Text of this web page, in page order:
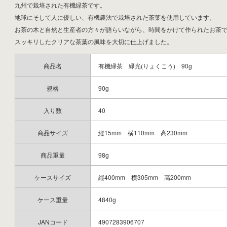
九州で栽培された有機緑茶です。
地球にそして人に優しい、有機農法で栽培された茶葉を使用しています。
お茶の木と自然と生産者の方々が語らいながら、時間をかけて作られたお茶
スッキリしたクリアな茶葉の風味を大切に仕上げました。
商品名 有機緑茶 緑光(りょくこう) 90g
規格 90g
入り数 40
商品サイズ 縦15mm 横110mm 高230mm
商品重量 98g
ケースサイズ 縦400mm 横305mm 高200mm
ケース重量 4840g
JANコード 4907283906707